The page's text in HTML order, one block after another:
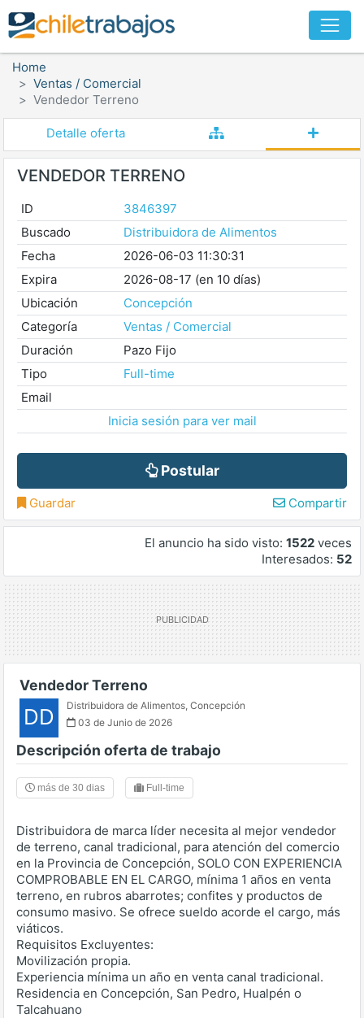
Home
Ventas / Comercial
Vendedor Terreno
Detalle oferta
VENDEDOR TERRENO
ID
3846397
Buscado
Distribuidora de Alimentos
Fecha
2026-06-03 11:30:31
Expira
2026-08-17 (en 10 días)
Ubicación
Concepción
Categoría
Ventas / Comercial
Duración
Pazo Fijo
Tipo
Full-time
Email
Inicia sesión para ver mail
Postular
Guardar Compartir
El anuncio ha sido visto: 1522 veces
Interesados: 52
Vendedor Terreno
DD Distribuidora de Alimentos, Concepción
03 de Junio de 2026
Descripción oferta de trabajo
más de 30 dias Full-time
Distribuidora de marca líder necesita al mejor vendedor
de terreno, canal tradicional, para atención del comercio
en la Provincia de Concepción, SOLO CON EXPERIENCIA
COMPROBABLE EN EL CARGO, mínima 1 años en venta
terreno, en rubros abarrotes; confites y productos de
consumo masivo. Se ofrece sueldo acorde el cargo, más
viáticos.
Requisitos Excluyentes:
Movilización propia.
Experiencia mínima un año en venta canal tradicional.
Residencia en Concepción, San Pedro, Hualpén o
Talcahuano